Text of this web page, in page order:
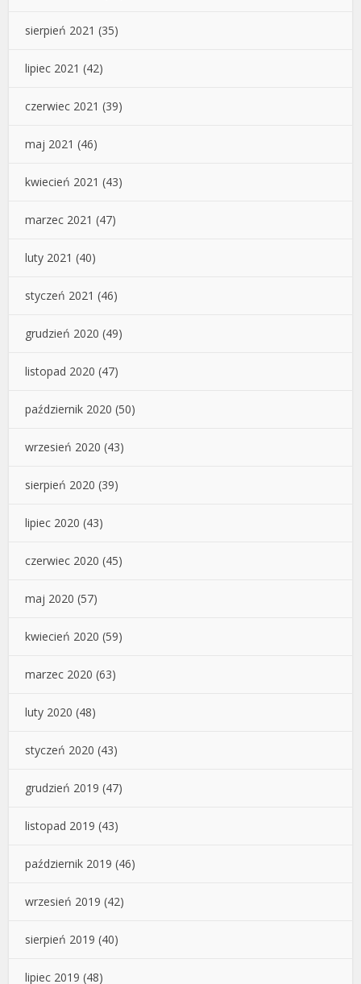
sierpień 2021 (35)
lipiec 2021 (42)
czerwiec 2021 (39)
maj 2021 (46)
kwiecień 2021 (43)
marzec 2021 (47)
luty 2021 (40)
styczeń 2021 (46)
grudzień 2020 (49)
listopad 2020 (47)
październik 2020 (50)
wrzesień 2020 (43)
sierpień 2020 (39)
lipiec 2020 (43)
czerwiec 2020 (45)
maj 2020 (57)
kwiecień 2020 (59)
marzec 2020 (63)
luty 2020 (48)
styczeń 2020 (43)
grudzień 2019 (47)
listopad 2019 (43)
październik 2019 (46)
wrzesień 2019 (42)
sierpień 2019 (40)
lipiec 2019 (48)